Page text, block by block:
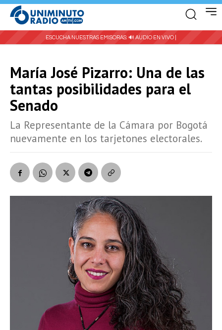
ESCUCHA NUESTRAS EMISORAS: 🔊 AUDIO EN VIVO |
María José Pizarro: Una de las
tantas posibilidades para el
Senado
La Representante de la Cámara por Bogotá
nuevamente en los tarjetones electorales.